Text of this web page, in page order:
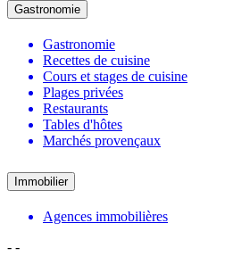
Gastronomie
Gastronomie
Recettes de cuisine
Cours et stages de cuisine
Plages privées
Restaurants
Tables d'hôtes
Marchés provençaux
Immobilier
Agences immobilières
- -